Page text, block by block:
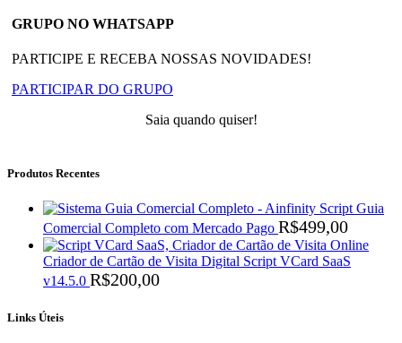
GRUPO NO WHATSAPP
PARTICIPE E RECEBA NOSSAS NOVIDADES!
PARTICIPAR DO GRUPO
Saia quando quiser!
Produtos Recentes
Script Guia
Comercial Completo com Mercado Pago R$499,00
Criador de Cartão de Visita Digital Script VCard SaaS
v14.5.0 R$200,00
Links Úteis